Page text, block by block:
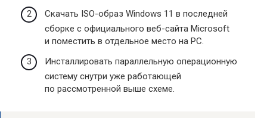
Скачать ISO-образ Windows 11 в последней
сборке с официального веб-сайта Microsoft
и поместить в отдельное место на PC.
Инсталлировать параллельную операционную
систему снутри уже работающей
по рассмотренной выше схеме.